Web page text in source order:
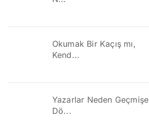
Okumak Bir Kaçış mı,
Kend...
Yazarlar Neden Geçmişe
Dö...